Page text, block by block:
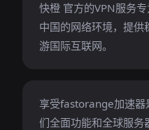
快橙 官方的VPN服务
中国的网络环境，提
游国际互联网。
享受fastorange加速器
们全面功能和全球服务